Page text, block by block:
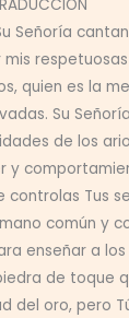
Señoría
quien es la
Su
de los
y
controlas Tus
común y
enseñar a
de toque
del oro, pero